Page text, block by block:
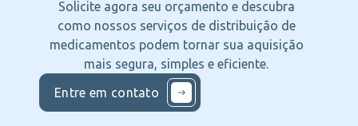
Solicite agora seu orçamento e descubra
como nossos serviços de distribuição de
medicamentos podem tornar sua aquisição
mais segura, simples e eficiente.
Entre em contato